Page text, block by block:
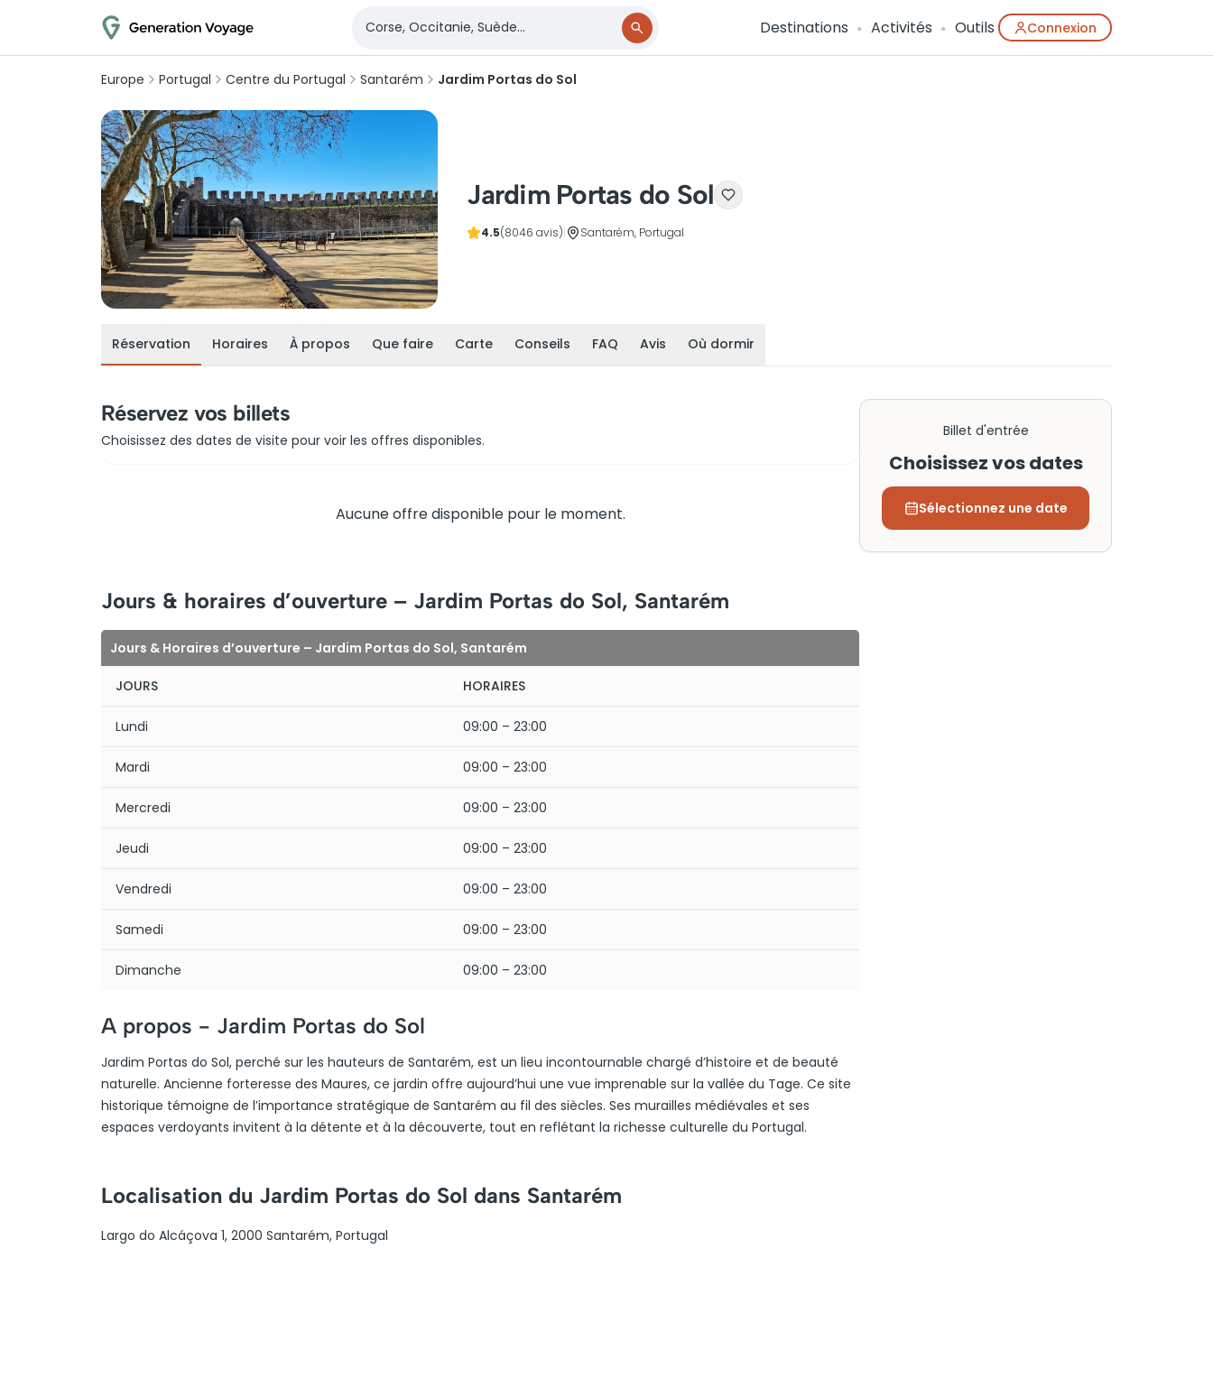
Destinations Activités Outils Connexion
Europe Portugal Centre du Portugal Santarém Jardim Portas do Sol
Jardim Portas do Sol
4.5(8046 avis) Santarém, Portugal
Réservation Horaires À propos Que faire Carte Conseils FAQ Avis Où dormir
Réservez vos billets
Choisissez des dates de visite pour voir les offres disponibles.
Aucune offre disponible pour le moment.
Jours & horaires d’ouverture – Jardim Portas do Sol, Santarém
Jours & Horaires d’ouverture – Jardim Portas do Sol, Santarém
JOURS HORAIRES
Lundi 09:00 – 23:00
Mardi 09:00 – 23:00
Mercredi 09:00 – 23:00
Jeudi 09:00 – 23:00
Vendredi 09:00 – 23:00
Samedi 09:00 – 23:00
Dimanche 09:00 – 23:00
A propos - Jardim Portas do Sol
Jardim Portas do Sol, perché sur les hauteurs de Santarém, est un lieu incontournable chargé d’histoire et de beauté
naturelle. Ancienne forteresse des Maures, ce jardin offre aujourd’hui une vue imprenable sur la vallée du Tage. Ce site
historique témoigne de l’importance stratégique de Santarém au fil des siècles. Ses murailles médiévales et ses
espaces verdoyants invitent à la détente et à la découverte, tout en reflétant la richesse culturelle du Portugal.
Localisation du Jardim Portas do Sol dans Santarém
Largo do Alcáçova 1, 2000 Santarém, Portugal
Billet d'entrée
Choisissez vos dates
Sélectionnez une date